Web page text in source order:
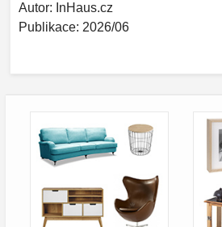
Autor: InHaus.cz
Publikace: 2026/06